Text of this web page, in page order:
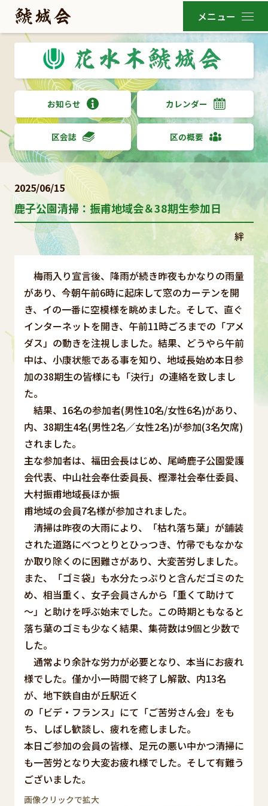
お知らせ カレンダー
区会誌 区の概要
2025/06/15
鹿子公園清掃：振甫地域会＆38期生参加日
絆
梅雨入り宣言後、降雨が続き昨夜もかなりの雨量
があり、今朝午前6時に起床して窓のカーテンを開
き、イの一番に空模様を眺めました。そして、直ぐ
インターネットを開き、午前11時ごろまでの「アメ
ダス」の動きを注視しました。結果、どうやら午前
中は、小康状態である事を知り、地域長始め本日参
加の38期生の皆様にも「決行」の連絡を致しまし
た。
結果、16名の参加者(男性10名/女性6名)があり、
内、38期生4名(男性2名／女性2名)が参加(3名欠席)
されました。
主な参加者は、福田会長はじめ、尾崎鹿子公園愛護
会代表、中山社会奉仕委員長、樫澤社会奉仕委員、
大村振甫地域長ほか振
甫地域の会員7名様が参加されました。
清掃は昨夜の大雨により、「枯れ落ち葉」が舗装
された道路にべつとりとひっつき、竹帚でもなかな
か取り除くのに困難さがあり、大変苦労しました。
また、「ゴミ袋」も水分たっぷりと含んだゴミのた
め、相当重く、女子会員さんから「重くて助けて
～」と助けを呼ぶ始末でした。この時期ともなると
落ち葉のゴミも少なく結果、集荷数は9個と少数で
した。
通常より余計な労力が必要となり、本当にお疲れ
様でした。僅か小一時間で終了し解散、内13名
が、地下鉄自由が丘駅近く
の「ビデ・フランス」にて「ご苦労さん会」をも
ち、しばし歓談し、疲れを癒しました。
本日ご参加の会員の皆様、足元の悪い中かつ清掃に
も一苦労となり大変お疲れ様でした。そして有難う
ございました。
画像クリックで拡大